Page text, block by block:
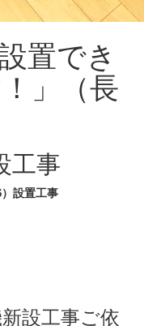
置でき
」（長
工事
設置工事
設工事ご依